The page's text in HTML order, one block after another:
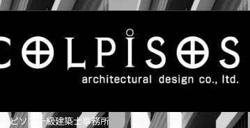
ピソス一級建築士事務所